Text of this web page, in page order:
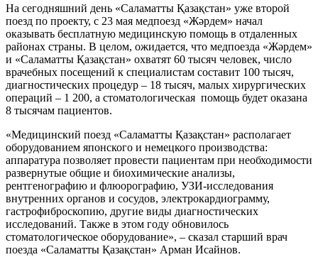
На сегодняшний день «Саламатты Қазақстан» уже второй
поезд по проекту, с 23 мая медпоезд «Жәрдем» начал
оказывать бесплатную медицинскую помощь в отдаленных
районах страны. В целом, ожидается, что медпоезда «Жәрдем»
и «Саламатты Қазақстан» охватят 60 тысяч человек, число
врачебных посещений к специалистам составит 100 тысяч,
диагностических процедур – 18 тысяч, малых хирургических
операций – 1 200, а стоматологическая помощь будет оказана
8 тысячам пациентов.
«Медицинский поезд «Саламатты Қазақстан» располагает
оборудованием японского и немецкого производства:
аппаратура позволяет провести пациентам при необходимости
развернутые общие и биохимические анализы,
рентгенографию и флюорографию, УЗИ-исследования
внутренних органов и сосудов, электрокардиограмму,
гастрофиброскопию, другие виды диагностических
исследований. Также в этом году обновилось
стоматологическое оборудование», – сказал старший врач
поезда «Саламатты Қазақстан» Арман Исайнов.